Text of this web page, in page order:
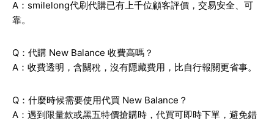
A：smilelong代刷代購已有上千位顧客評價，交易安全、可
靠。
Q：代購 New Balance 收費高嗎？
A：收費透明，含關稅，沒有隱藏費用，比自行報關更省事。
Q：什麼時候需要使用代買 New Balance？
A：遇到限量款或黑五特價搶購時，代買可即時下單，避免錯